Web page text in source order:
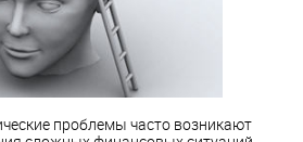
проблемы часто возникают